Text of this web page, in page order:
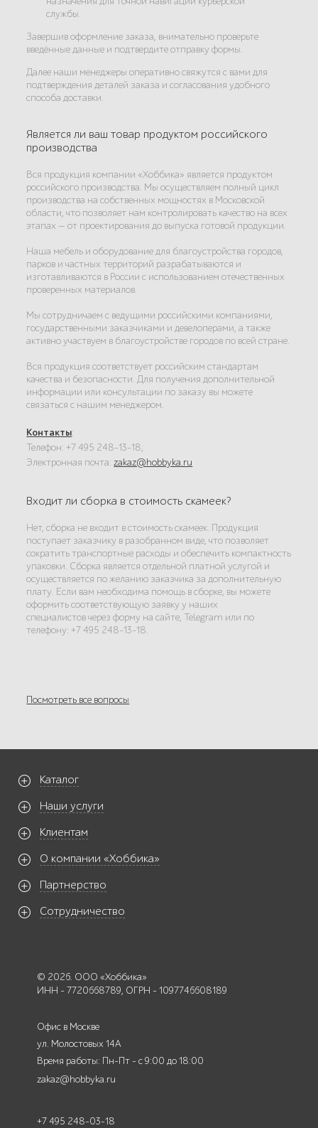
службы.
Завершив оформление заказа, внимательно проверьте
введённые данные и подтвердите отправку формы.
Далее наши менеджеры оперативно свяжутся с вами для
подтверждения деталей заказа и согласования удобного
способа доставки.
Является ли ваш товар продуктом российского
производства
Вся продукция компании «Хоббика» является продуктом
российского производства. Мы осуществляем полный цикл
производства на собственных мощностях в Московской
области, что позволяет нам контролировать качество на всех
этапах — от проектирования до выпуска готовой продукции.
Наша мебель и оборудование для благоустройства городов,
парков и частных территорий разрабатываются и
изготавливаются в России с использованием отечественных
проверенных материалов.
Мы сотрудничаем с ведущими российскими компаниями,
государственными заказчиками и девелоперами, а также
активно участвуем в благоустройстве городов по всей стране.
Вся продукция соответствует российским стандартам
качества и безопасности. Для получения дополнительной
информации или консультации по заказу вы можете
связаться с нашим менеджером.
Контакты:
Телефон: +7 495 248-13-18;
Электронная почта:zakaz@hobbyka.ru
Входит ли сборка в стоимость скамеек?
Нет, сборка не входит в стоимость скамеек. Продукция
поступает заказчику в разобранном виде, что позволяет
сократить транспортные расходы и обеспечить компактность
упаковки. Сборка является отдельной платной услугой и
осуществляется по желанию заказчика за дополнительную
плату. Если вам необходима помощь в сборке, вы можете
оформить соответствующую заявку у наших
специалистов через форму на сайте, Telegram или по
телефону: +7 495 248-13-18.
Посмотреть все вопросы
Каталог
Наши услуги
Клиентам
О компании «Хоббика»
Партнерство
Сотрудничество
© 2026. ООО «Хоббика»
ИНН - 7720668789, ОГРН - 1097746608189
Офис в Москве
ул. Молостовых 14А
Время работы: Пн-Пт - с 9:00 до 18:00
zakaz@hobbyka.ru
+7 495 248-03-18